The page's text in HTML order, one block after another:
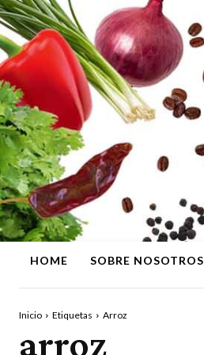
HOME SOBRE NOSOTROS
Inicio Etiquetas Arroz
arroz